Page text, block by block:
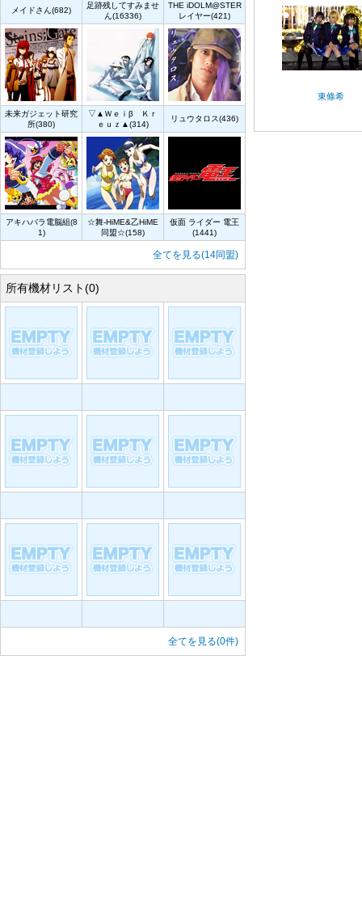
メイドさん(682)
足跡残してすみませ
ん(16336)
THE iDOLM@STER
レイヤー(421)
未来ガジェット研究
所(380)
▽▲Ｗｅｉβ Ｋｒ
ｅｕｚ▲(314)
リュウタロス(436)
アキハバラ電脳組(8
1)
☆舞-HiME&乙HiME
同盟☆(158)
仮面 ライダー 電王
(1441)
全てを見る(14同盟)
所有機材リスト(0)
全てを見る(0件)
東條希